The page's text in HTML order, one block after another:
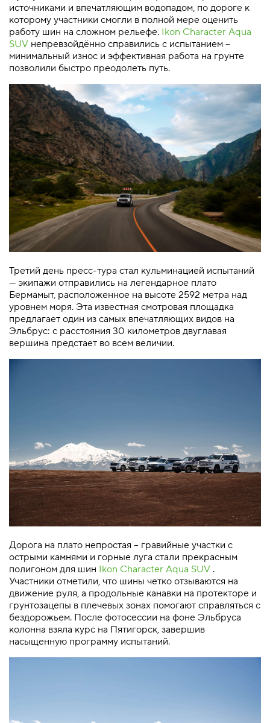
источниками и впечатляющим водопадом, по дороге к
которому участники смогли в полной мере оценить
работу шин на сложном рельефе. Ikon Character Aqua
SUV непревзойдённо справились с испытанием –
минимальный износ и эффективная работа на грунте
позволили быстро преодолеть путь.
Третий день пресс-тура стал кульминацией испытаний
— экипажи отправились на легендарное плато
Бермамыт, расположенное на высоте 2592 метра над
уровнем моря. Эта известная смотровая площадка
предлагает один из самых впечатляющих видов на
Эльбрус: с расстояния 30 километров двуглавая
вершина предстает во всем величии.
Дорога на плато непростая – гравийные участки с
острыми камнями и горные луга стали прекрасным
полигоном для шин Ikon Character Aqua SUV .
Участники отметили, что шины четко отзываются на
движение руля, а продольные канавки на протекторе и
грунтозацепы в плечевых зонах помогают справляться с
бездорожьем. После фотосессии на фоне Эльбруса
колонна взяла курс на Пятигорск, завершив
насыщенную программу испытаний.